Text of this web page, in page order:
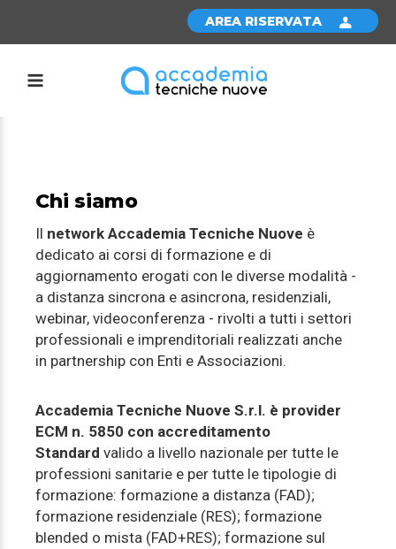
AREA RISERVATA
Chi siamo
Il network Accademia Tecniche Nuove è
dedicato ai corsi di formazione e di
aggiornamento erogati con le diverse modalità -
a distanza sincrona e asincrona, residenziali,
webinar, videoconferenza - rivolti a tutti i settori
professionali e imprenditoriali realizzati anche
in partnership con Enti e Associazioni.
Accademia Tecniche Nuove S.r.l. è provider
ECM n. 5850 con accreditamento
Standard valido a livello nazionale per tutte le
professioni sanitarie e per tutte le tipologie di
formazione: formazione a distanza (FAD);
formazione residenziale (RES); formazione
blended o mista (FAD+RES); formazione sul